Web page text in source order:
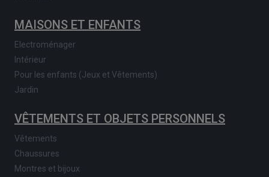
MAISONS ET ENFANTS
Electroménager
Intérieur
Pour les enfants (Jeux et Vêtements)
Jardin
VÊTEMENTS ET OBJETS PERSONNELS
Vêtements
Chaussures
Montres et bijoux